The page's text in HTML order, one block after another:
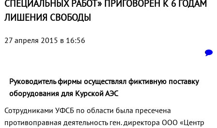
СПЕЦИАЛЬНЫХ РАБОТ» ПРИГОВОРЕН К 6 ГОДАМ
ЛИШЕНИЯ СВОБОДЫ
27 апреля 2015 в 16:56
Руководитель фирмы осуществлял фиктивную поставку
оборудования для Курской АЭС
Сотрудниками УФСБ по области была пресечена
противоправная деятельность ген. директора ООО «Центр